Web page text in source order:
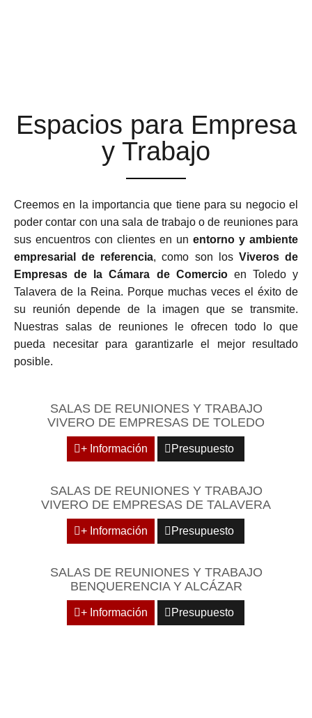
Espacios para Empresa
y Trabajo
Creemos en la importancia que tiene para su negocio el
poder contar con una sala de trabajo o de reuniones para
sus encuentros con clientes en un entorno y ambiente
empresarial de referencia, como son los Viveros de
Empresas de la Cámara de Comercioen Toledo y
Talavera de la Reina. Porque muchas veces el éxito de
su reunión depende de la imagen que se transmite.
Nuestras salas de reuniones le ofrecen todo lo que
pueda necesitar para garantizarle el mejor resultado
posible.
SALAS DE REUNIONES Y TRABAJO
VIVERO DE EMPRESAS DE TOLEDO
+ Información Presupuesto
SALAS DE REUNIONES Y TRABAJO
VIVERO DE EMPRESAS DE TALAVERA
+ Información Presupuesto
SALAS DE REUNIONES Y TRABAJO
BENQUERENCIA Y ALCÁZAR
+ Información Presupuesto